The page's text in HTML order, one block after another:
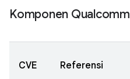
Komponen Qualcomm
CVE Referensi